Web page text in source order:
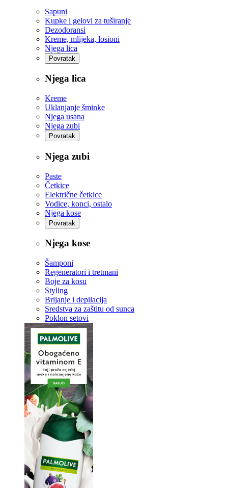
Sapuni
Kupke i gelovi za tuširanje
Dezodoransi
Kreme, mlijeka, losioni
Njega lica
Povratak
Njega lica
Kreme
Uklanjanje šminke
Njega usana
Njega zubi
Povratak
Njega zubi
Paste
Četkice
Električne četkice
Vodice, konci, ostalo
Njega kose
Povratak
Njega kose
Šamponi
Regeneratori i tretmani
Boje za kosu
Styling
Brijanje i depilacija
Sredstva za zaštitu od sunca
Poklon setovi